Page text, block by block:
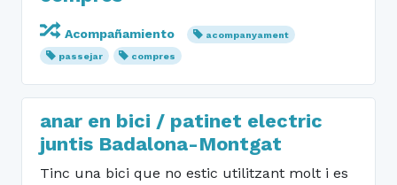
Acompañamiento
acompanyament
passejar
compres
anar en bici / patinet electric
juntis Badalona-Montgat
Tinc una bici que no estic utilitzant molt i es